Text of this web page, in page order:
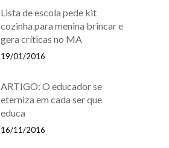
Lista de escola pede kit
cozinha para menina brincar e
gera críticas no MA
19/01/2016
ARTIGO: O educador se
eterniza em cada ser que
educa
16/11/2016